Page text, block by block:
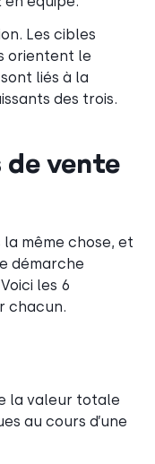
Les cibles
orientent le
liés à la
des trois.
vente
même chose, et
démarche
les 6
chacun.
la valeur totale
au cours d’une